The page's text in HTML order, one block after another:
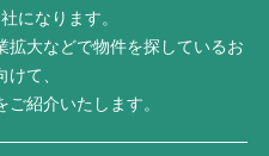
になります。
拡大などで物件を探しているお
けて、
紹介いたします。